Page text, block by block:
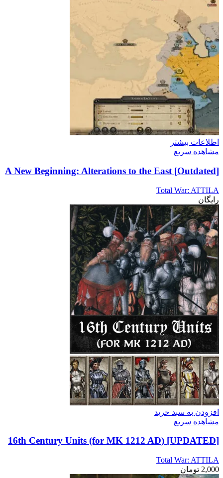
اطلاعات بیشتر
مشاهده سریع
[Outdated] A New Beginning: Alterations to the East
Total War: ATTILA
رایگان
افزودن به سبد خرید
مشاهده سریع
[UPDATED] 16th Century Units (for MK 1212 AD)
Total War: ATTILA
2,000 تومان